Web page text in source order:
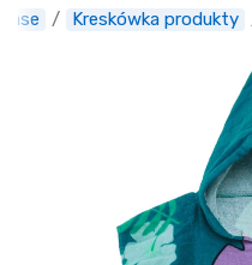
Kreskówka produkty
Wejście
Najnowsze rzeczy
Oferty specjalne
Doręczenie
Przedsprzedaż